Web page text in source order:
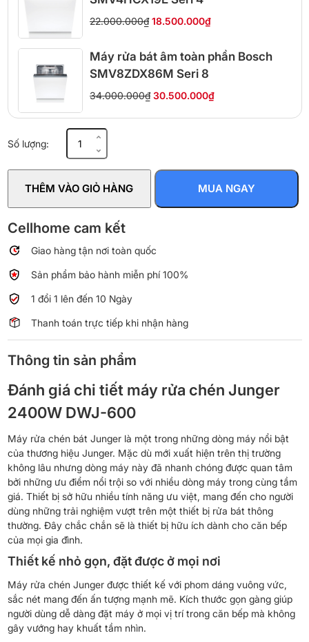
22.000.000₫ 18.500.000₫
Máy rửa bát âm toàn phần Bosch
SMV8ZDX86M Seri 8
34.000.000₫ 30.500.000₫
Số lượng:
Máy
rửa
2400W
DWJ-
số
lượng
THÊM VÀO GIỎ HÀNG MUA NGAY
Cellhome cam kết
Giao hàng tận nơi toàn quốc
Sản phẩm bảo hành miễn phí 100%
1 đổi 1 lên đến 10 Ngày
Thanh toán trực tiếp khi nhận hàng
Thông tin sản phẩm
Đánh giá chi tiết máy rửa chén Junger
2400W DWJ-600
Máy rửa chén bát Junger là một trong những dòng máy nổi bật
của thương hiệu Junger. Mặc dù mới xuất hiện trên thị trường
không lâu nhưng dòng máy này đã nhanh chóng được quan tâm
bởi những ưu điểm nổi trội so với nhiều dòng máy trong cùng tầm
giá. Thiết bị sở hữu nhiều tính năng ưu việt, mang đến cho người
dùng những trải nghiệm vượt trên một thiết bị rửa bát thông
thường. Đây chắc chắn sẽ là thiết bị hữu ích dành cho căn bếp
của mọi gia đình.
Thiết kế nhỏ gọn, đặt được ở mọi nơi
Máy rửa chén Junger được thiết kế với phom dáng vuông vức,
sắc nét mang đến ấn tượng mạnh mẽ. Kích thước gọn gàng giúp
người dùng dễ dàng đặt máy ở mọi vị trí trong căn bếp mà không
gây vướng hay khuất tầm nhìn.